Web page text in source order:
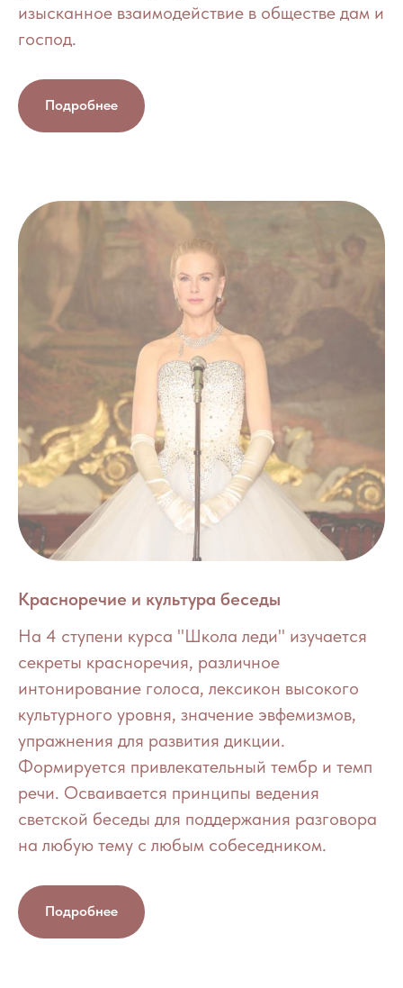
изысканное взаимодействие в обществе дам и
господ.
Подробнее
Красноречие и культура беседы
На 4 ступени курса "Школа леди" изучается
секреты красноречия, различное
интонирование голоса, лексикон высокого
культурного уровня, значение эвфемизмов,
упражнения для развития дикции.
Формируется привлекательный тембр и темп
речи. Осваивается принципы ведения
светской беседы для поддержания разговора
на любую тему с любым собеседником.
Подробнее